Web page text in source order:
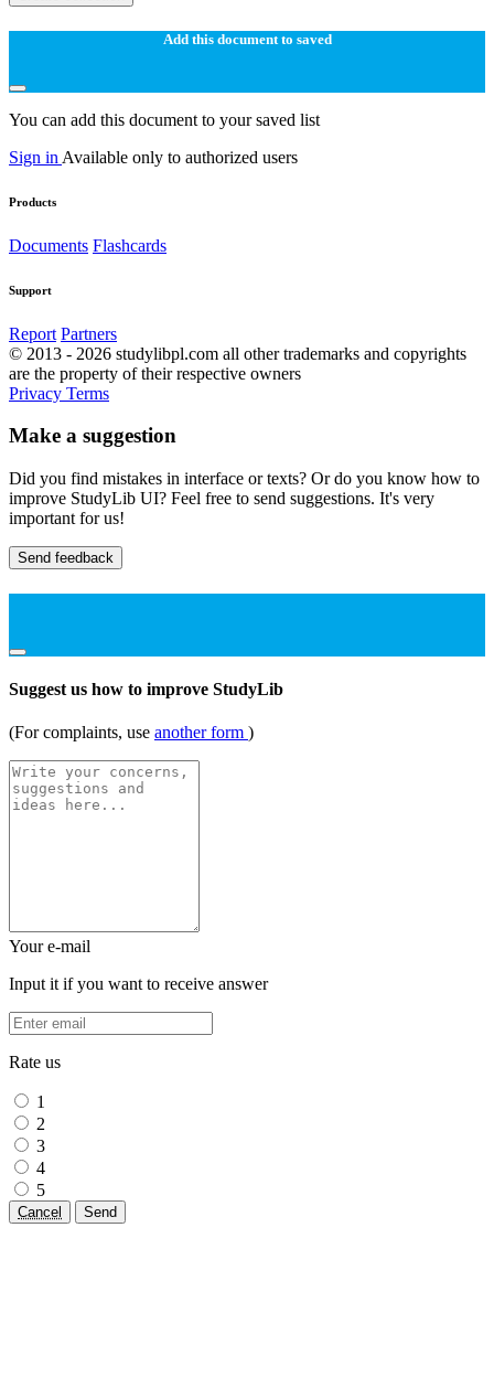
Add this document to saved
You can add this document to your saved list
Sign in Available only to authorized users
Products
Documents Flashcards
Support
Report Partners
© 2013 - 2026 studylibpl.com all other trademarks and copyrights
are the property of their respective owners
Privacy Terms
Make a suggestion
Did you find mistakes in interface or texts? Or do you know how to
improve StudyLib UI? Feel free to send suggestions. It's very
important for us!
Send feedback
Suggest us how to improve StudyLib
(For complaints, use another form )
Your e-mail
Input it if you want to receive answer
Rate us
1
2
3
4
5
Cancel Send